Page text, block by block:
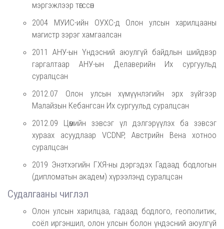
мэргэжлээр төгссөн
2004 МУИС-ийн ОУХС-д Олон улсын харилцааны
магистр зэрэг хамгаалсан
2011 АНУ-ын Үндэсний аюулгүй байдлын шийдвэр
гаргалтаар АНУ-ын Делаверийн Их сургуульд
суралцсан
2012.07 Олон улсын хүмүүнлэгийн эрх зүйгээр
Малайзын Кебангсан Их сургуульд суралцсан
2012.09 Цөмийн зэвсэг үл дэлгэрүүлэх ба зэвсэг
хураах асуудлаар VCDNP, Австрийн Вена хотноо
суралцсан
2019 Энэтхэгийн ГХЯ-ны дэргэдэх Гадаад бодлогын
(дипломатын академ) хүрээлэнд суралцсан
Судалгааны чиглэл
Олон улсын харилцаа, гадаад бодлого, геополитик,
соёл иргэншил, олон улсын болон үндэсний аюулгүй